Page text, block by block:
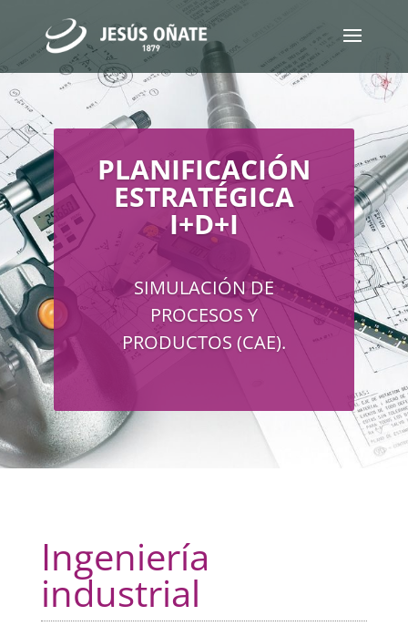
PLANIFICACIÓN
ESTRATÉGICA
I+D+I
SIMULACIÓN DE
PROCESOS Y
PRODUCTOS (CAE).
Ingeniería
industrial